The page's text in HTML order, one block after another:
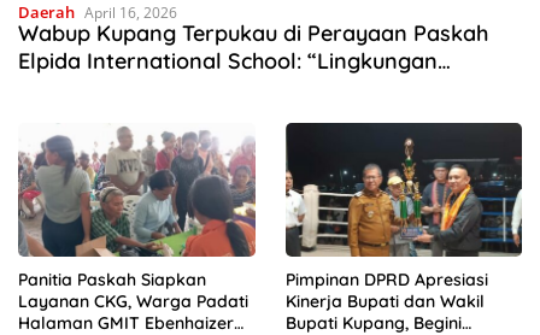
Daerah April 16, 2026
Wabup Kupang Terpukau di Perayaan Paskah
Elpida International School: “Lingkungan
Panitia Paskah Siapkan
Layanan CKG, Warga Padati
Halaman GMIT Ebenhaizer
Pimpinan DPRD Apresiasi
Kinerja Bupati dan Wakil
Bupati Kupang, Begini